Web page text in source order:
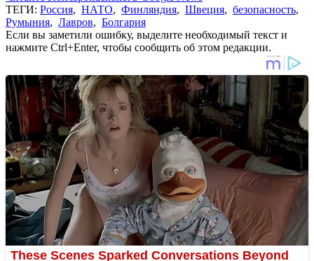
ТЕГИ: Россия, НАТО, Финляндия, Швеция, безопасность,
Румыния, Лавров, Болгария
Если вы заметили ошибку, выделите необходимый текст и
нажмите Ctrl+Enter, чтобы сообщить об этом редакции.